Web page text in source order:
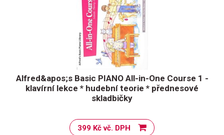
Alfred&apos;s Basic PIANO All-in-One Course 1 -
klavírní lekce * hudební teorie * přednesové
skladbičky
399 Kč vč. DPH